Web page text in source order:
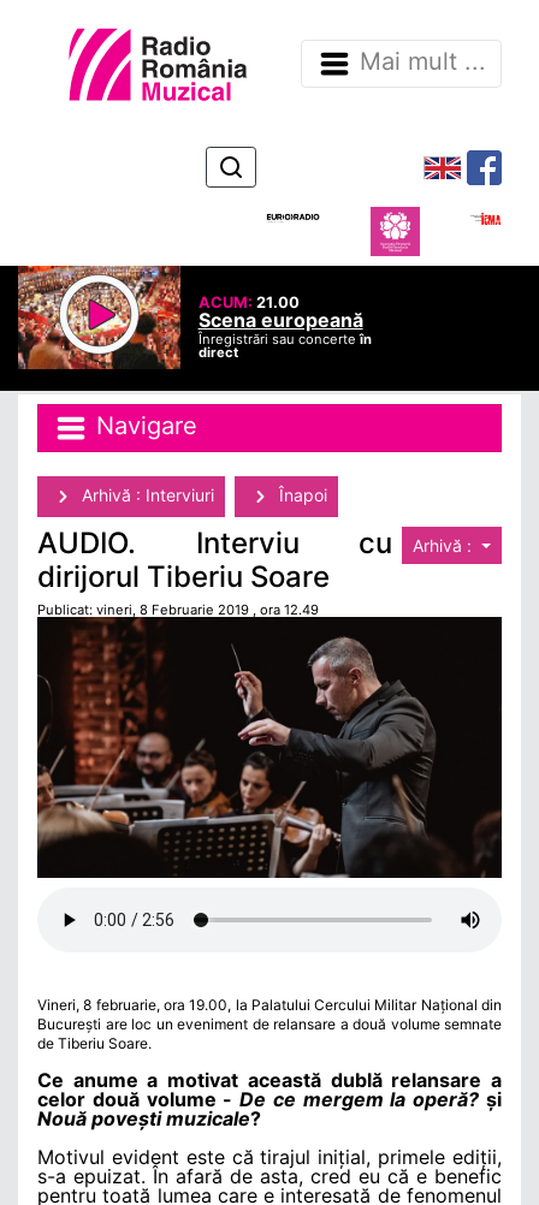
Mai mult ...
ACUM: 21.00
Scena europeană
Înregistrări sau concerteîn
direct
Navigare
Arhivă : Interviuri Înapoi
Arhivă :
AUDIO. Interviu cu
dirijorul Tiberiu Soare
Publicat: vineri, 8 Februarie 2019 , ora 12.49
Vineri, 8 februarie, ora 19.00, la Palatului Cercului Militar Național din
București are loc un eveniment de relansare a două volume semnate
de Tiberiu Soare.
Ce anume a motivat această dublă relansare a
celor două volume -De ce mergem la operă? și
Nouă povești muzicale?
Motivul evident este că tirajul inițial, primele ediții,
s-a epuizat. În afară de asta, cred eu că e benefic
pentru toată lumea care e interesată de fenomenul